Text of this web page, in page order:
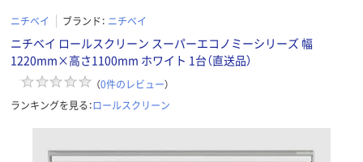
ニチベイ ブランド： ニチベイ
ニチベイ ロールスクリーン スーパーエコノミーシリーズ 幅
1220mm×高さ1100mm ホワイト 1台（直送品）
（0件のレビュー）
ランキングを見る：ロールスクリーン